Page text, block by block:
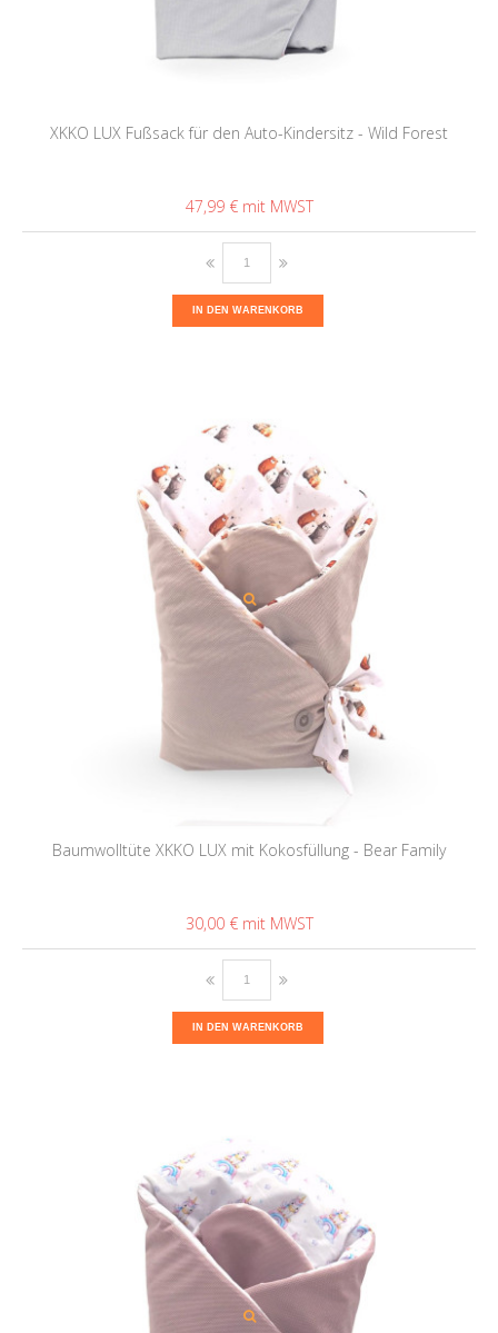
XKKO LUX Fußsack für den Auto-Kindersitz - Wild Forest
47,99 €
IN DEN WARENKORB
Baumwolltüte XKKO LUX mit Kokosfüllung - Bear Family
30,00 €
IN DEN WARENKORB